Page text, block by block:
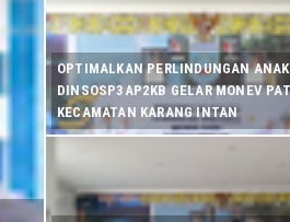
OPTIMALKAN PERLINDUNGAN
DINSOSP3AP2KB GELAR MONEV
KECAMATAN KARANG INTAN